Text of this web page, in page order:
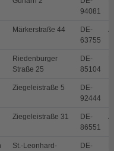
94081
Märkerstraße 44
DE-
63755
Riedenburger
Straße 25
DE-
85104
Ziegeleistraße 5
DE-
92444
Ziegeleistraße 31
DE-
86551
St.-Leonhard-
DE-